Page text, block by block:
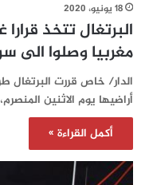
18 يونيو، 2020
مغربيا وصلوا الى
أراضيها يوم الاثنين
أكمل القراءة »